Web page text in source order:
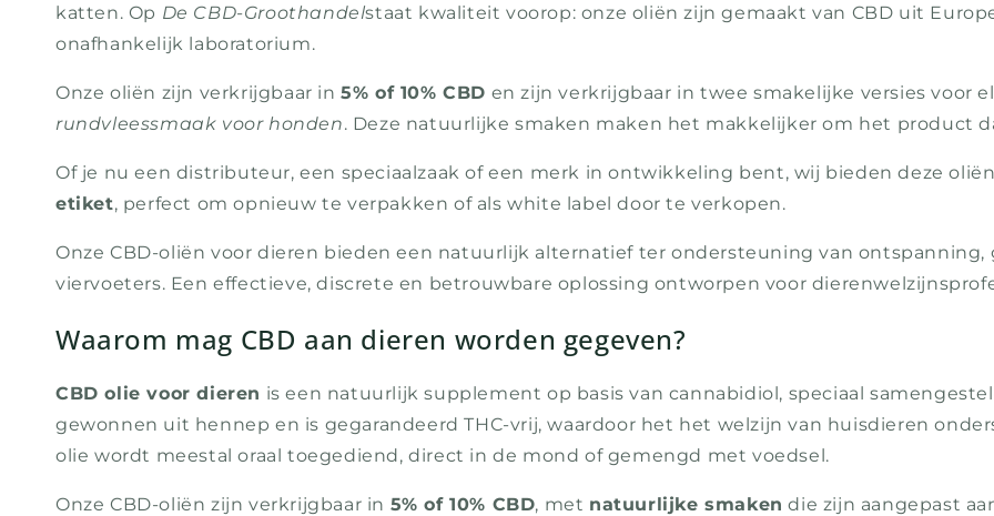
katten. Op De CBD-Groothandelstaat kwaliteit voorop: onze oliën zijn gemaakt van CBD uit
onafhankelijk laboratorium.
Onze oliën zijn verkrijgbaar in5% of 10% CBD en zijn verkrijgbaar in twee smakelijke versies voor
rundvleessmaak voor honden. Deze natuurlijke smaken maken het makkelijker om het product
Of je nu een distributeur, een speciaalzaak of een merk in ontwikkeling bent, wij bieden deze
etiket, perfect om opnieuw te verpakken of als white label door te verkopen.
Onze CBD-oliën voor dieren bieden een natuurlijk alternatief ter ondersteuning van
viervoeters. Een effectieve, discrete en betrouwbare oplossing ontworpen voor
Waarom mag CBD aan dieren worden gegeven?
CBD olie voor dieren is een natuurlijk supplement op basis van cannabidiol, speciaal
gewonnen uit hennep en is gegarandeerd THC-vrij, waardoor het het welzijn van huisdieren
olie wordt meestal oraal toegediend, direct in de mond of gemengd met voedsel.
Onze CBD-oliën zijn verkrijgbaar in 5% of 10% CBD, met natuurlijke smaken die zijn aangepast